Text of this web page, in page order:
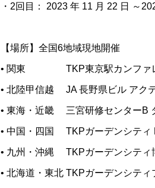
・2回目： 2023 年 11 月 22 日 ～
【場所】全国6地域現地開催
• 関東 TKP東京駅カンファレ
• 北陸甲信越 JA 長野県ビル アク
• 東海・近畿 三宮研修センターB
• 中国・四国 TKPガーデンシティ
• 九州・沖縄 TKPガーデンシティ
• 北海道・東北 TKPガーデンシテ